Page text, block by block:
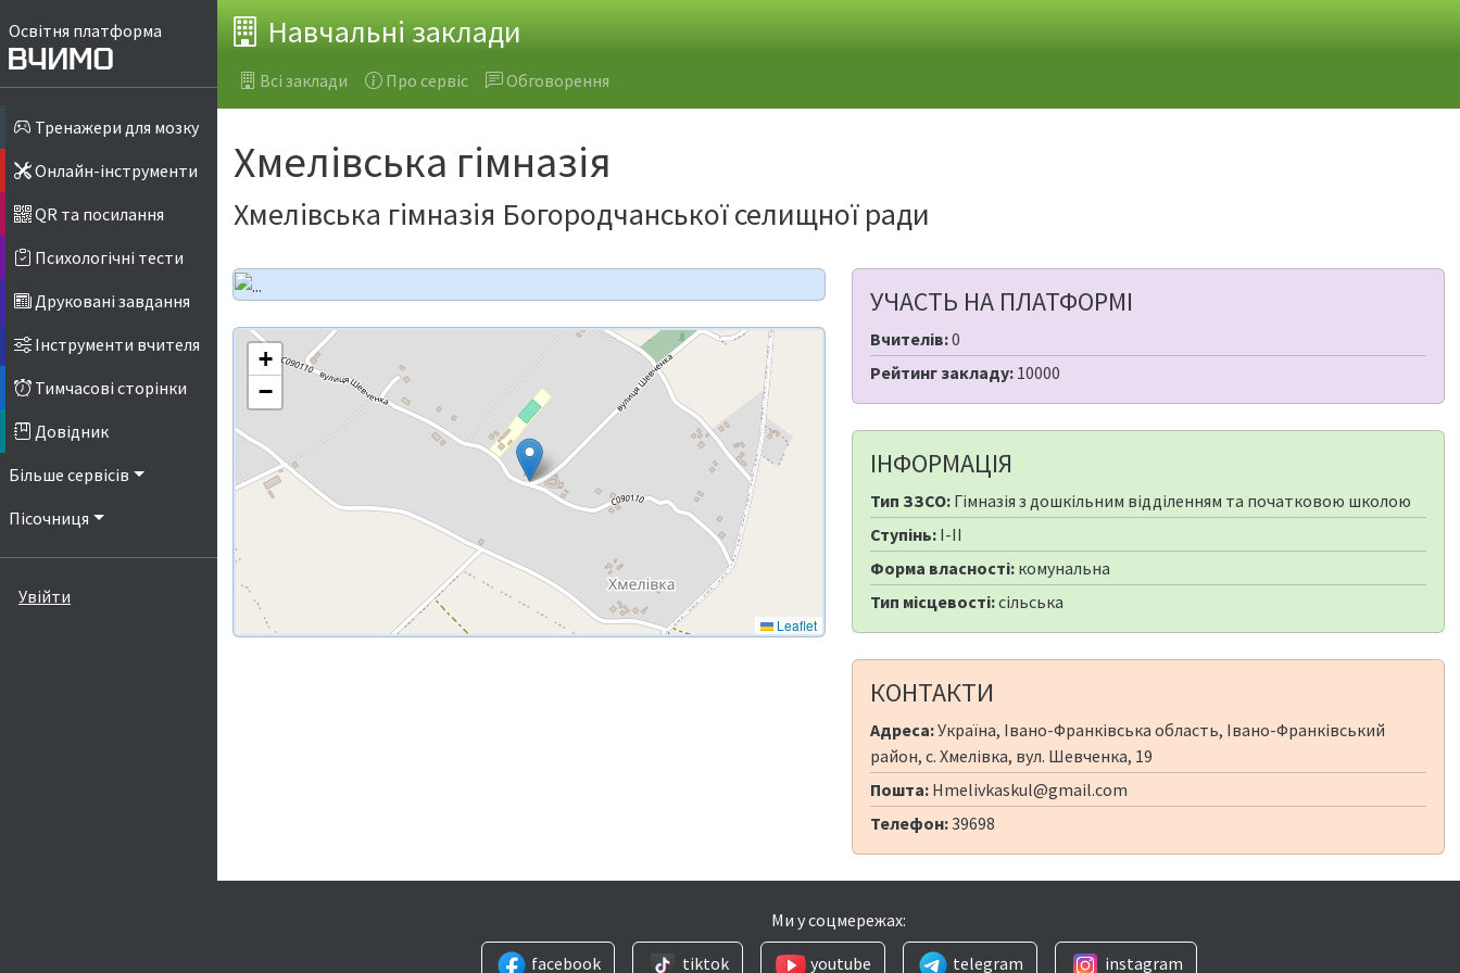
Освітня платформа
Тренажери для мозку
Онлайн-інструменти
QR та посилання
Психологічні тести
Друковані завдання
Інструменти вчителя
Тимчасові сторінки
Довідник
Більше сервісів
Пісочниця
Увійти
Навчальні заклади
Всі заклади Про сервіс Обговорення
Хмелівська гімназія
Хмелівська гімназія Богородчанської селищної ради
+
−
Leaflet
УЧАСТЬ НА ПЛАТФОРМІ
Вчителів:0
Рейтинг закладу: 10000
ІНФОРМАЦІЯ
Тип ЗЗСО: Гімназія з дошкільним відділенням та початковою школою
Ступінь: I-II
Форма власності: комунальна
Тип місцевості:сільська
КОНТАКТИ
Адреса:Україна, Івано-Франківська область, Івано-Франківський
район, с. Хмелівка, вул. Шевченка, 19
Пошта: Hmelivkaskul@gmail.com
Телефон:39698
Ми у соцмережах:
facebook
tiktok youtube telegram instagram